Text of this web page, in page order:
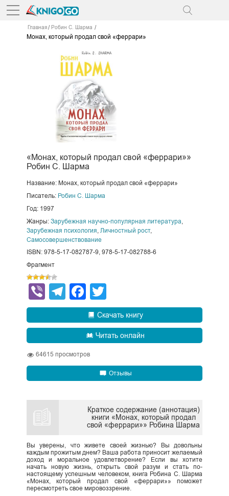
Главная Робин С. Шарма
Монах, который продал свой «феррари»
«Монах, который продал свой «феррари»»
Робин С. Шарма
Название: Монах, который продал свой «феррари»
Писатель: Робин С. Шарма
Год: 1997
Жанры: Зарубежная научно-популярная литература
Зарубежная психология Личностный рост,
Самосовершенствование
ISBN: 978-5-17-082787-9, 978-5-17-082788-6
Фрагмент
ViberTelegram
Facebook
Скачать книгу
Читать онлайн
64615 просмотров
Отзывы
Краткое содержание (аннотация)
книги «Монах, который продал
свой «феррари»» Робина Шарма
Вы уверены, что живете своей жизнью? Вы довольны
каждым прожитым днем? Ваша работа приносит желаемый
доход и моральное удовлетворение? Если вы хотите
начать новую жизнь, открыть свой разум и стать по-
настоящему успешным человеком, книга Робина С. Шарма
«Монах, который продал свой «феррари»» поможет
пересмотреть свое мировоззрение.